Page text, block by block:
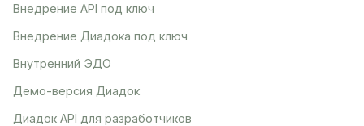
Внедрение API под ключ
Внедрение Диадока под ключ
Внутренний ЭДО
Демо-версия Диадок
Диадок API для разработчиков